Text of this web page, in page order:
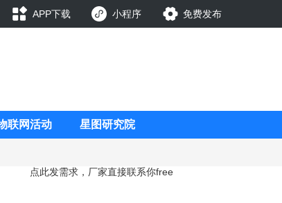
APP下载 小程序 免费发布
联网活动 星图研究院
点此发需求，厂家直接联系你free